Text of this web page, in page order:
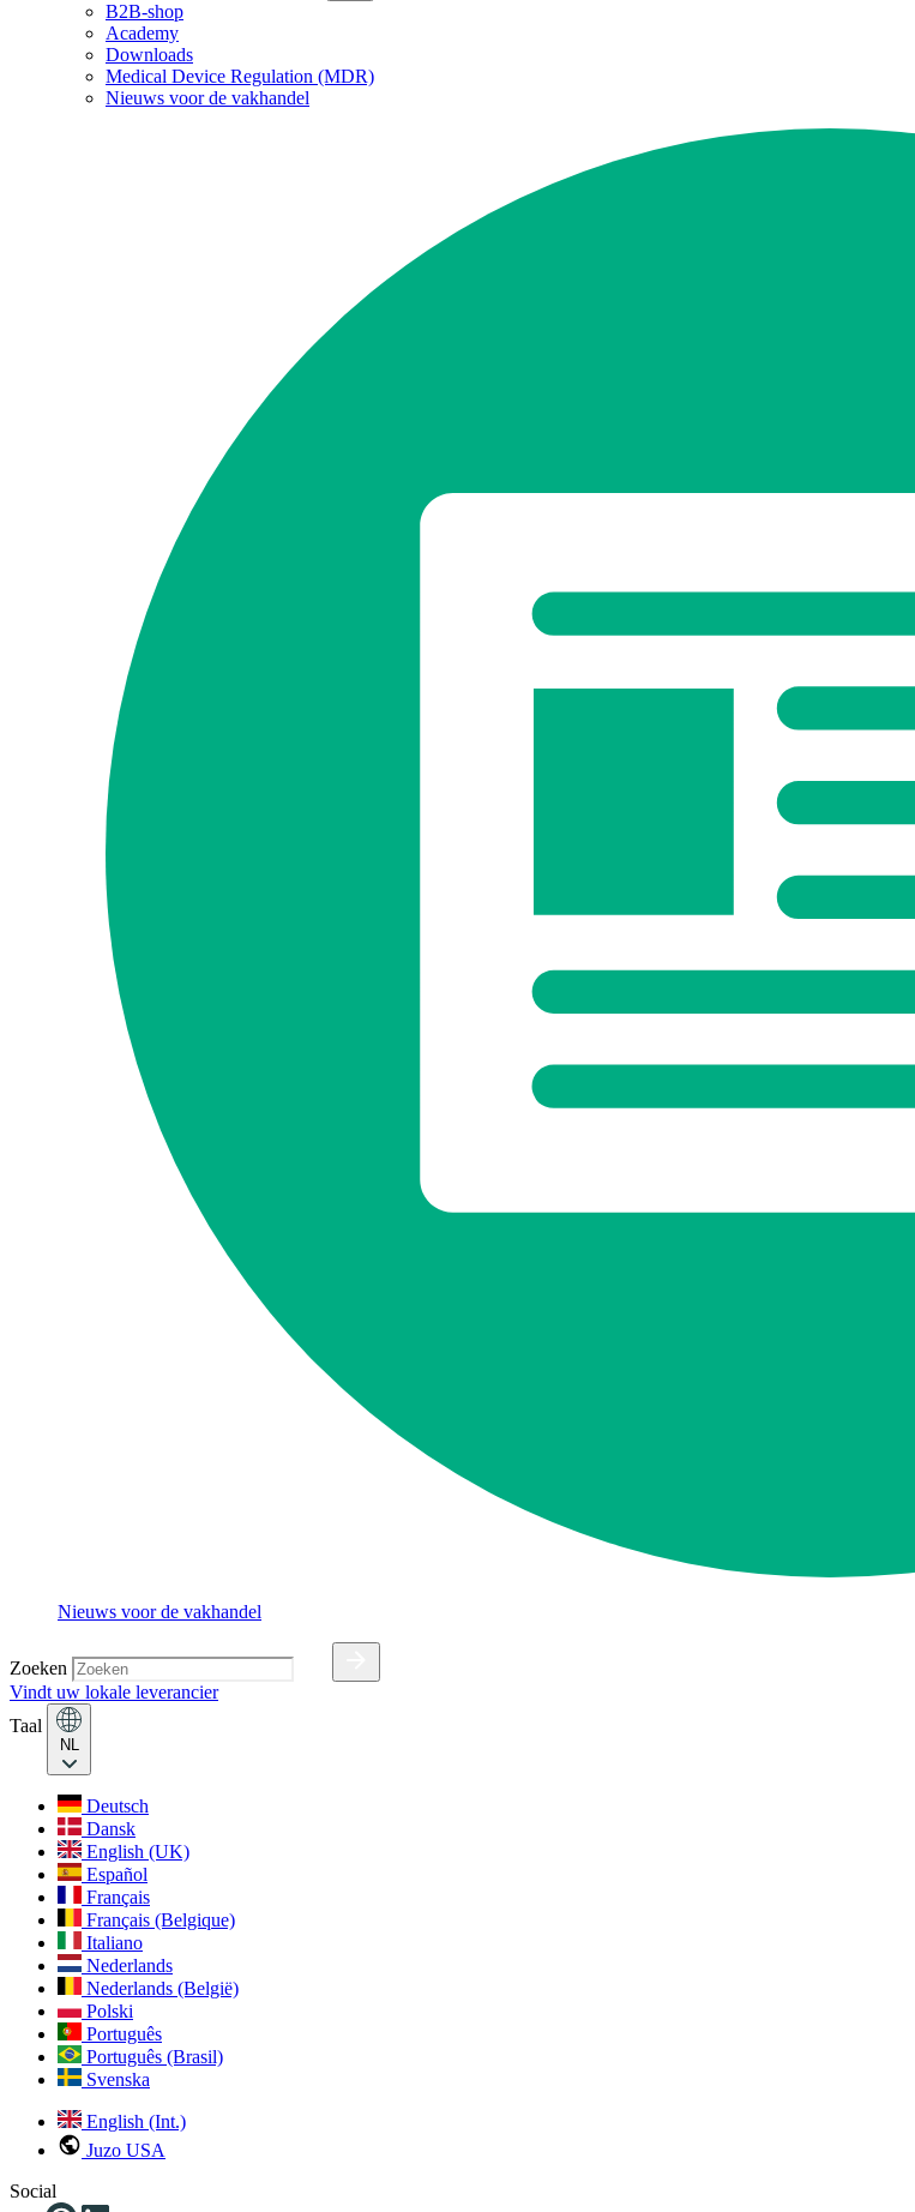
B2B-shop
Academy
Downloads
Medical Device Regulation (MDR)
Nieuws voor de vakhandel
Nieuws voor de vakhandel
Zoeken
Vindt uw lokale leverancier
Taal
NL
Deutsch
Dansk
English (UK)
Español
Français
Français (Belgique)
Italiano
Nederlands
Nederlands (België)
Polski
Português
Português (Brasil)
Svenska
English (Int.)
Juzo USA
Social